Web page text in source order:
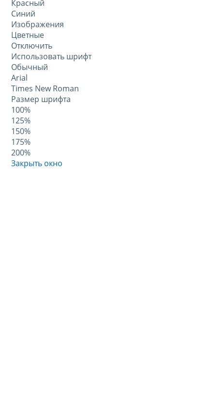
Красный
Синий
Изображения
Цветные
Отключить
Использовать шрифт
Обычный
Arial
Times New Roman
Размер шрифта
100%
125%
150%
175%
200%
Закрыть окно